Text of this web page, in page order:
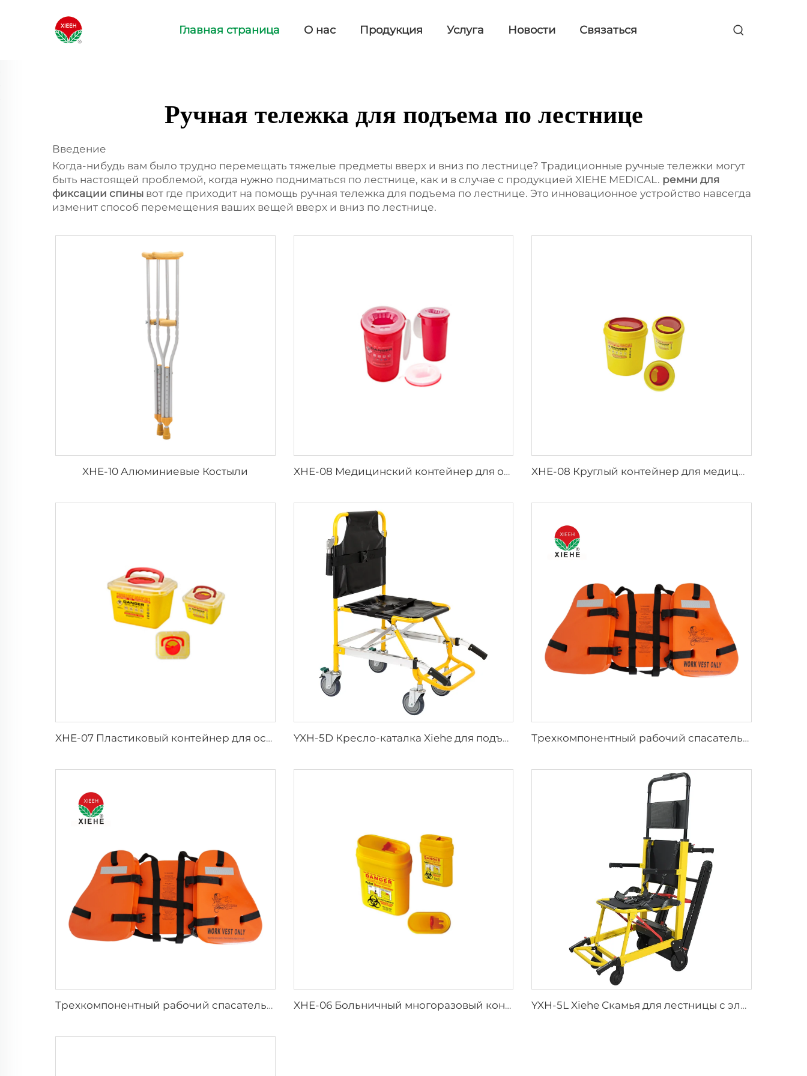
Главная страница О нас Продукция Услуга Новости Связаться
Ручная тележка для подъема по лестнице
Введение
Когда-нибудь вам было трудно перемещать тяжелые предметы вверх и вниз по лестнице? Традиционные ручные тележки могут
быть настоящей проблемой, когда нужно подниматься по лестнице, как и в случае с продукцией XIEHE MEDICAL. ремни для
фиксации спины вот где приходит на помощь ручная тележка для подъема по лестнице. Это инновационное устройство навсегда
изменит способ перемещения ваших вещей вверх и вниз по лестнице.
XHE-10 Алюминиевые Костыли XHE-08 Медицинский контейнер для острых предметов с защитой от проколов XHE-08 Круглый контейнер для медицинских острых предметов
XHE-07 Пластиковый контейнер для острых предметов медицинского назначения YXH-5D Кресло-каталка Xiehe для подъема по лестнице с электроприводом Трехкомпонентный рабочий спасательный жилет для взрослых
Трехкомпонентный рабочий спасательный жилет для взрослых XHE-06 Больничный многоразовый контейнер для острых предметов YXH-5L Xiehe Скамья для лестницы с электроприводом Кресло для подъема по лестнице